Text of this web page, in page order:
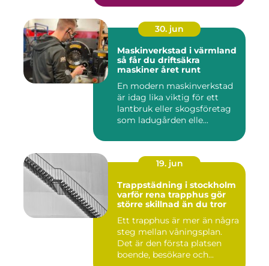
30. jun
Maskinverkstad i värmland
så får du driftsäkra
maskiner året runt
En modern maskinverkstad
är idag lika viktig för ett
lantbruk eller skogsföretag
som ladugården elle...
19. jun
Trappstädning i stockholm
varför rena trapphus gör
större skillnad än du tror
Ett trapphus är mer än några
steg mellan våningsplan.
Det är den första platsen
boende, besökare och...